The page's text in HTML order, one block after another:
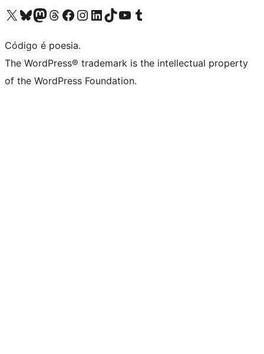
Acessar nossa conta do X (antigo Twitter)
Acessar nossa conta do Bluesky
Acessar nossa conta do Mastodon
Acessar nossa conta do Threads
Acessar nossa página do Facebook
Acessar nossa conta do Instagram
Acessar nossa conta do LinkedIn
Acessar nossa conta do TikTok
Acessar nosso canal do YouTube
Acessar nossa conta no Tumblr
Código é poesia.
The WordPress® trademark is the intellectual property
of the WordPress Foundation.